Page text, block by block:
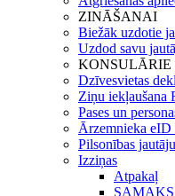
ZINĀŠANAI
Biežāk uzdotie
Uzdod savu
KONSULĀRIE
Dzīvesvietas
Ziņu iekļaušana
Pases un
Ārzemnieka eID
Pilsonības
Izziņas
Atpakaļ